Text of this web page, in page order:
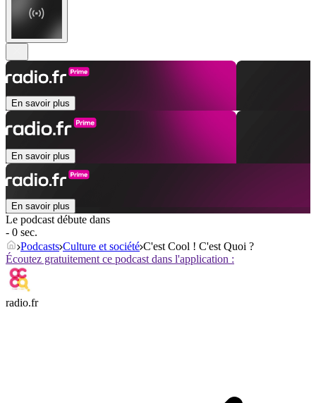
En savoir plus
En savoir plus
En savoir plus
Le podcast débute dans
- 0 sec.
Podcasts Culture et société C'est Cool ! C'est Quoi ?
Écoutez gratuitement ce podcast dans l'application :
radio.fr